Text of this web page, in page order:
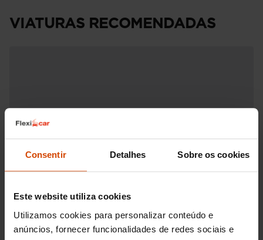
Consentir Detalhes Sobre os cookies
Este website utiliza cookies
Utilizamos cookies para personalizar conteúdo e
anúncios, fornecer funcionalidades de redes sociais e
VIATURAS RECOMENDADAS